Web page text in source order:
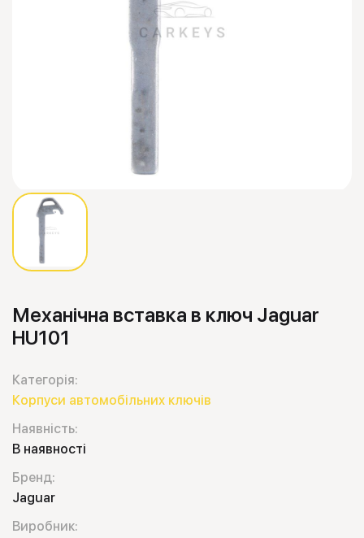
Механічна вставка в ключ Jaguar
HU101
Категорія:
Корпуси автомобільних ключів
Наявність:
В наявності
Бренд:
Jaguar
Виробник: